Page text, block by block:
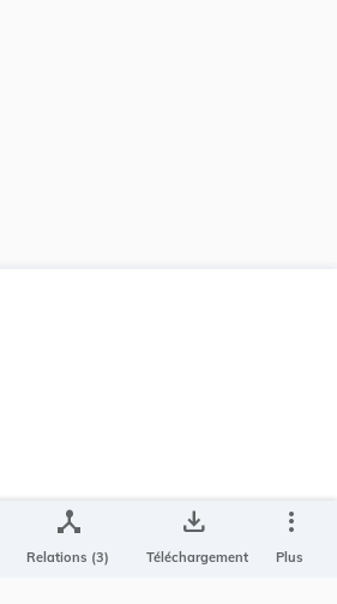
device_hub
Relations (3)
save_alt
Téléchargement
more_vert
Plus